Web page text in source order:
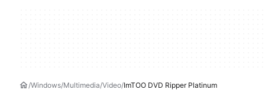
Windows Multimedia Video ImTOO DVD Ripper Platinum